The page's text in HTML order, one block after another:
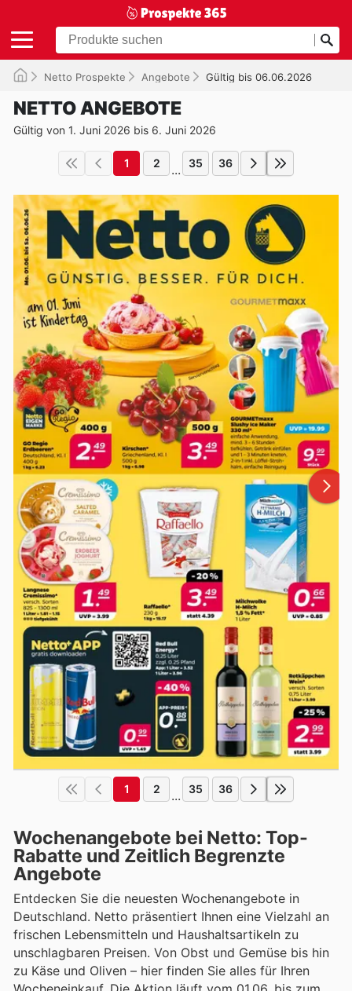
Netto Prospekte Angebote Gültig bis 06.06.2026
NETTO ANGEBOTE
Gültig von 1. Juni 2026 bis 6. Juni 2026
1 2 ... 35 36
1 2 ... 35 36
Wochenangebote bei Netto: Top-
Rabatte und Zeitlich Begrenzte
Angebote
Entdecken Sie die neuesten Wochenangebote in
Deutschland. Netto präsentiert Ihnen eine Vielzahl an
frischen Lebensmitteln und Haushaltsartikeln zu
unschlagbaren Preisen. Von Obst und Gemüse bis hin
zu Käse und Oliven – hier finden Sie alles für Ihren